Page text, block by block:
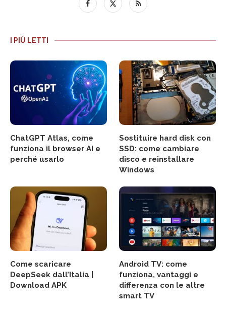
I PIÙ LETTI
ChatGPT Atlas, come
funziona il browser AI e
perché usarlo
Sostituire hard disk con
SSD: come cambiare
disco e reinstallare
Windows
Come scaricare
DeepSeek dall’Italia |
Download APK
Android TV: come
funziona, vantaggi e
differenza con le altre
smart TV